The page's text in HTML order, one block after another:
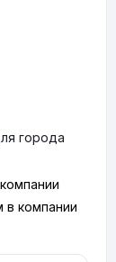
города
в компании